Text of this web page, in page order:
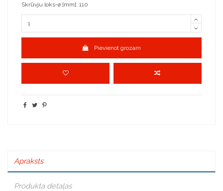
Skrūvju loks-ø [mm]: 110
Pievienot grozam
Apraksts
Produkta detaļas